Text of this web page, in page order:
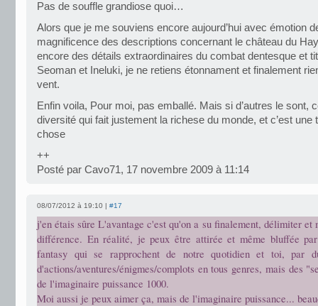
Pas de souffle grandiose quoi…
Alors que je me souviens encore aujourd’hui avec émotion
magnificence des descriptions concernant le château du
encore des détails extraordinaires du combat dentesque et
Seoman et Ineluki, je ne retiens étonnament et finalement
vent.
Enfin voila, Pour moi, pas emballé. Mais si d’autres le sont,
diversité qui fait justement la richese du monde, et c’est une
chose
++
Posté par Cavo71, 17 novembre 2009 à 11:14
08/07/2012 à 19:10 | #17
j'en étais sûre L'avantage c'est qu'on a su finalement, délimiter et
différence. En réalité, je peux être attirée et même bluffée
fantasy qui se rapprochent de notre quotidien et toi, par
d'actions/aventures/énigmes/complots en tous genres, mais des
de l'imaginaire puissance 1000.
Moi aussi je peux aimer ça, mais de l'imaginaire puissance...